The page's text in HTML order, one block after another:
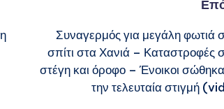
Συναγερμός για μεγάλη φωτιά
σπίτι στα Χανιά – Καταστροφές
στέγη και όροφο – Ένοικοι
την τελευταία στιγμή